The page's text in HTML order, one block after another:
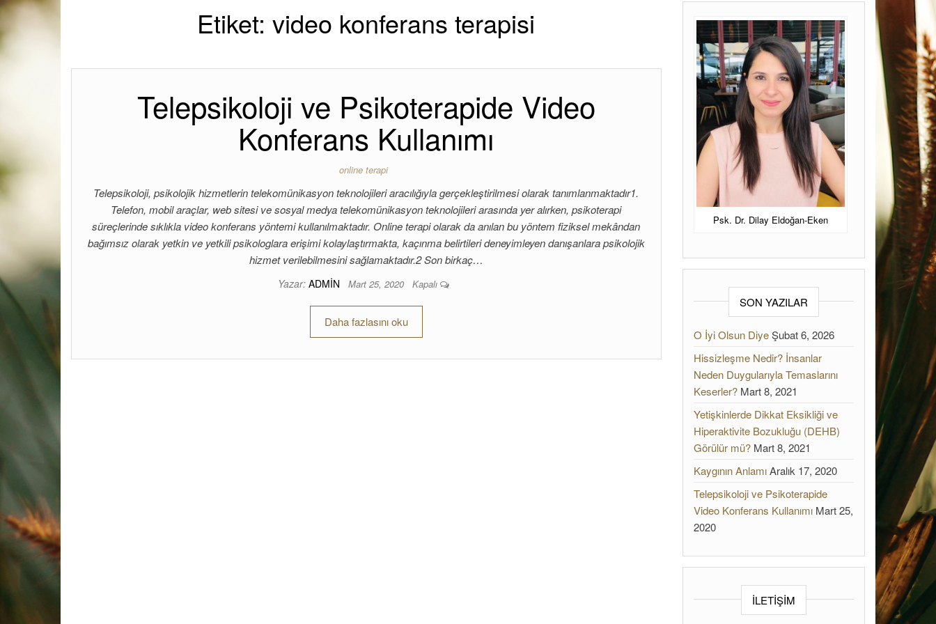
Etiket:video konferans terapisi
Telepsikoloji ve Psikoterapide Video
Konferans Kullanımı
online terapi
Telepsikoloji, psikolojik hizmetlerin telekomünikasyon teknolojileri aracılığıyla gerçekleştirilmesi olarak tanımlanmaktadır1.
Telefon, mobil araçlar, web sitesi ve sosyal medya telekomünikasyon teknolojileri arasında yer alırken, psikoterapi
süreçlerinde sıklıkla video konferans yöntemi kullanılmaktadır. Online terapi olarak da anılan bu yöntem fiziksel mekândan
bağımsız olarak yetkin ve yetkili psikologlara erişimi kolaylaştırmakta, kaçınma belirtileri deneyimleyen danışanlara psikolojik
hizmet verilebilmesini sağlamaktadır.2 Son birkaç…
Yazar: ADMIN Mart 25, 2020 Kapalı
Daha fazlasını oku
Ankara Psikolog
Psk Dr Dilay
Eldoğan Eken.
Psk. Dr. Dilay Eldoğan-Eken
SON YAZILAR
O İyi Olsun Diye Şubat 6, 2026
Hissizleşme Nedir? İnsanlar
Neden Duygularıyla Temaslarını
Keserler? Mart 8, 2021
Yetişkinlerde Dikkat Eksikliği ve
Hiperaktivite Bozukluğu (DEHB)
Görülür mü? Mart 8, 2021
Kaygının Anlamı Aralık 17, 2020
Telepsikoloji ve Psikoterapide
Video Konferans Kullanımı Mart 25,
2020
İLETİŞİM